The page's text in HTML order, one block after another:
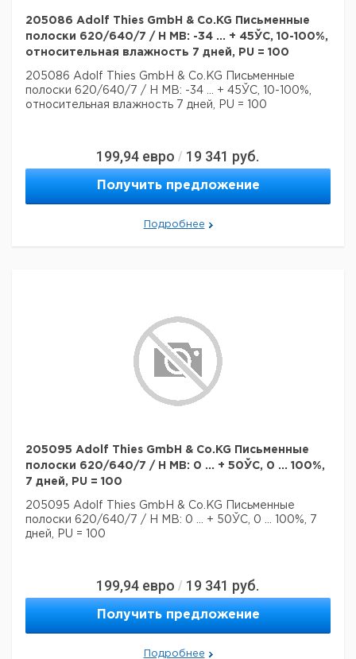
205086 Adolf Thies GmbH & Co.KG Письменные
полоски 620/640/7 / H MB: -34 ... + 45ЎC, 10-100%,
относительная влажность 7 дней, PU = 100
205086 Adolf Thies GmbH & Co.KG Письменные
полоски 620/640/7 / H MB: -34 ... + 45ЎC, 10-100%,
относительная влажность 7 дней, PU = 100
199,94 евро / 19 341 руб.
Получить предложение
Подробнее
205095 Adolf Thies GmbH & Co.KG Письменные
полоски 620/640/7 / H MB: 0 ... + 50ЎC, 0 ... 100%,
7 дней, PU = 100
205095 Adolf Thies GmbH & Co.KG Письменные
полоски 620/640/7 / H MB: 0 ... + 50ЎC, 0 ... 100%, 7
дней, PU = 100
199,94 евро / 19 341 руб.
Получить предложение
Подробнее